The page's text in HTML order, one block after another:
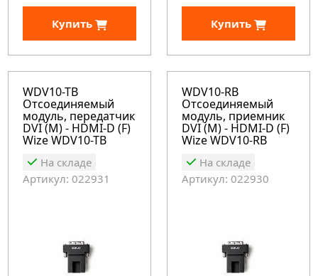
Купить Купить
WDV10-TB
Отсоединяемый
модуль, передатчик
DVI (M) - HDMI-D (F)
Wize WDV10-TB
На складе
Артикул: 022931
WDV10-RB
Отсоединяемый
модуль, приемник
DVI (M) - HDMI-D (F)
Wize WDV10-RB
На складе
Артикул: 022930